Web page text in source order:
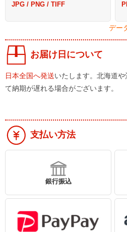
JPG / PNG / TIFF
デー
お届け日について
日本全国へ発送いたします。北海道
て納期が遅れる場合がございます。
支払い方法
銀行振込